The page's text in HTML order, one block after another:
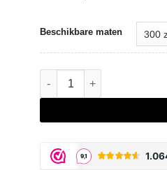
Beschikbare maten
Morning Glory Seeds aantal